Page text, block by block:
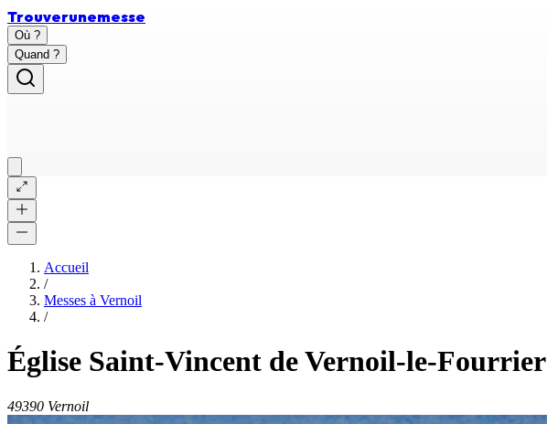
Trouverunemesse
Où ?
Quand ?
Accueil
/
Messes à Vernoil
/
Église Saint-Vincent de Vernoil-le-Fourrier
49390 Vernoil